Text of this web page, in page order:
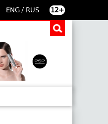
ENG / RUS 12+